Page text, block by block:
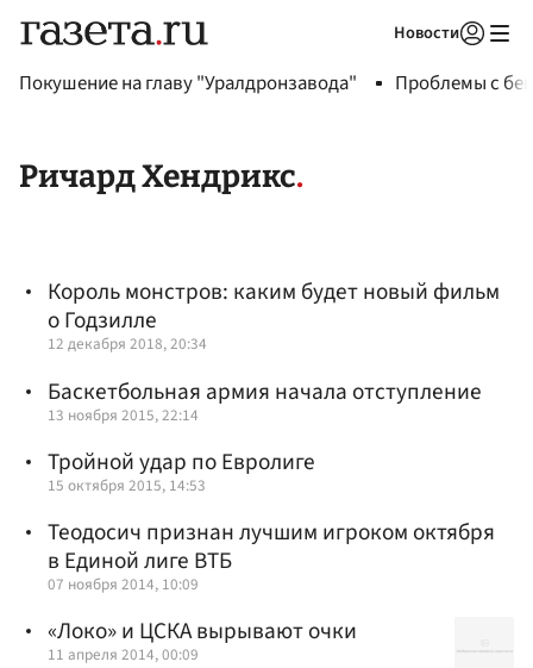
Новости
Покушение на главу "Уралдронзавода" Проблемы с
Ричард Хендрикс
Король монстров: каким будет новый фильм
о Годзилле
12 декабря 2018, 20:34
Баскетбольная армия начала отступление
13 ноября 2015, 22:14
Тройной удар по Евролиге
15 октября 2015, 14:53
Теодосич признан лучшим игроком октября
в Единой лиге ВТБ
07 ноября 2014, 10:09
«Локо» и ЦСКА вырывают очки
11 апреля 2014, 00:09